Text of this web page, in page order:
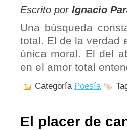
Escrito por Ignacio
Una búsqueda
total. El de la verdad
única moral. El del
en el amor total
Categoría Poesía
El placer de